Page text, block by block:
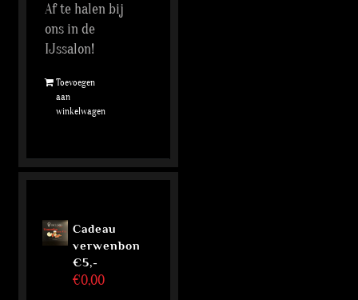
Af te halen bij
ons in de
IJssalon!
Toevoegen
aan
winkelwagen
Cadeau
verwenbon
€5,-
€0,00